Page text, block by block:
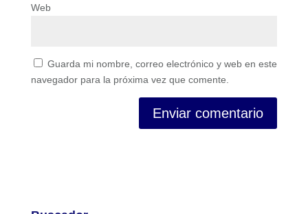
Web
Guarda mi nombre, correo electrónico y web en este
navegador para la próxima vez que comente.